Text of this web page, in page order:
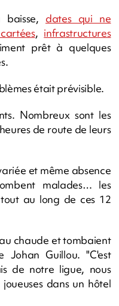
dates qui ne
, infrastructures
prêt à quelques
était prévisible.
Nombreux sont les
de route de leurs
et même absence
malades… les
au long de ces 12
chaude et tombaient
Johan Guillou. "C'est
de notre ligue, nous
dans un hôtel